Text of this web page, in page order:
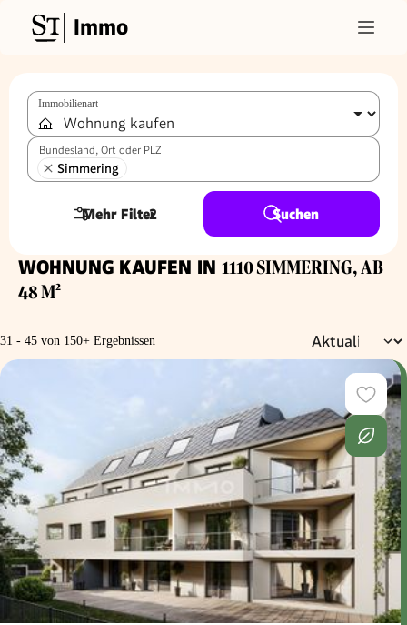
Immo
Immobilienart
Bundesland, Ort oder PLZ
Simmering
Mehr Filter
2 Suchen
WOHNUNG KAUFEN IN 1110 SIMMERING, AB
48 M²
31 - 45 von 150+ Ergebnissen